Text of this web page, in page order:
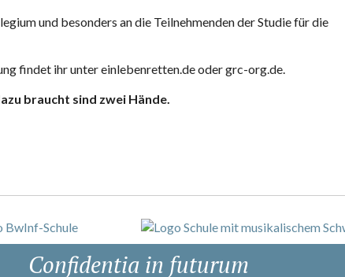
und besonders an die Teilnehmenden der Studie für die
findet ihr unter einlebenretten.de oder grc-org.de.
braucht sind zwei Hände.
Confidentia in futurum